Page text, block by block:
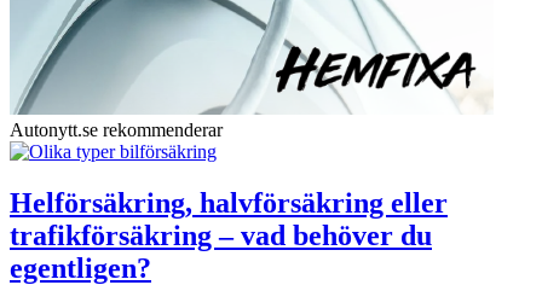
Autonytt.se rekommenderar
Helförsäkring, halvförsäkring eller
trafikförsäkring – vad behöver du
egentligen?